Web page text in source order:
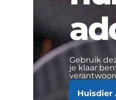
Gebruik
je klaar
Huisdier